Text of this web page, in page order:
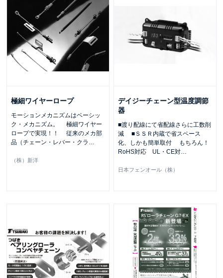
極細ワイヤーロープ
モーションメカニズムはベーシッ
ク・メカニズム。 極細ワイヤー
ロープで実現！！ 従来のメカ部
品（チェーン・レバー・クラ …
（株）新洋
デイジーチェーン型温度調節
器
■渡り配線にて省配線さらに工数削
減 ■ＳＳＲ内蔵で省スペース
化、しかも簡単取付 もちろん！
RoHS対応 UL・CE対…
日本フェンオール（株）